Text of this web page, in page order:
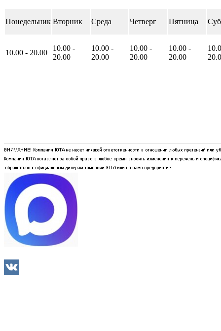
Понедельник Вторник Среда Четверг Пятница
10.00 - 20.00
10.00 -
20.00
10.00 -
20.00
10.00 -
20.00
10.00 -
20.00
10
20